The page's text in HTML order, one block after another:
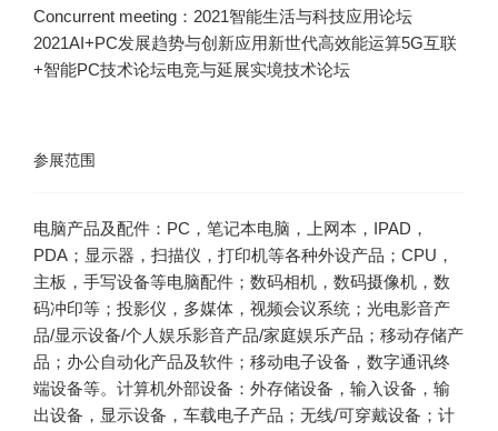
Concurrent meeting： 2021智能生活与科技应用论坛
2021AI+PC发展趋势与创新应用新世代高效能运算5G互联
+智能PC技术论坛电竞与延展实境技术论坛
参展范围
电脑产品及配件：PC，笔记本电脑，上网本，IPAD，
PDA；显示器，扫描仪，打印机等各种外设产品；CPU，
主板，手写设备等电脑配件；数码相机，数码摄像机，数
码冲印等；投影仪，多媒体，视频会议系统；光电影音产
品/显示设备/个人娱乐影音产品/家庭娱乐产品；移动存储产
品；办公自动化产品及软件；移动电子设备，数字通讯终
端设备等。计算机外部设备：外存储设备，输入设备，输
出设备，显示设备，车载电子产品；无线/可穿戴设备；计